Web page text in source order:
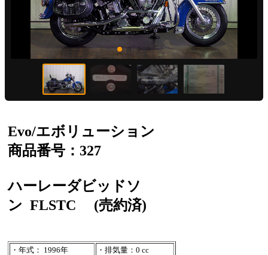
Evo/エボリューション
商品番号：327
ハーレーダビッドソ
ン FLSTC (売約済)
・年式： 1996年
・排気量：0 cc